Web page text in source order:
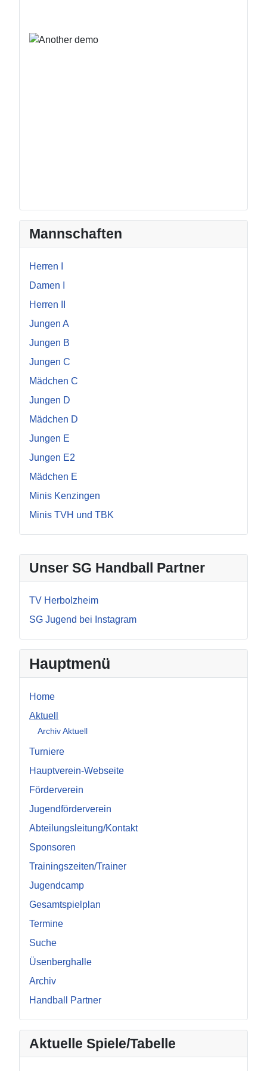
Unser SG Handball Partner
TV Herbolzheim
SG Jugend bei Instagram
Hauptmenü
Home
Aktuell
Archiv Aktuell
Turniere
Hauptverein-Webseite
Förderverein
Jugendförderverein
Abteilungsleitung/Kontakt
Sponsoren
Trainingszeiten/Trainer
Jugendcamp
Gesamtspielplan
Termine
Suche
Üsenberghalle
Archiv
Handball Partner
Aktuelle Spiele/Tabelle
Mannschaften
Herren I
Damen I
Herren II
Jungen A
Jungen B
Jungen C
Mädchen C
Jungen D
Mädchen D
Jungen E
Jungen E2
Mädchen E
Minis Kenzingen
Minis TVH und TBK